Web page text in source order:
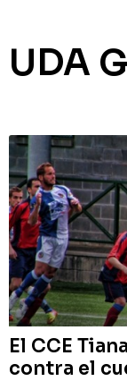
UDA
El CCE
contra el